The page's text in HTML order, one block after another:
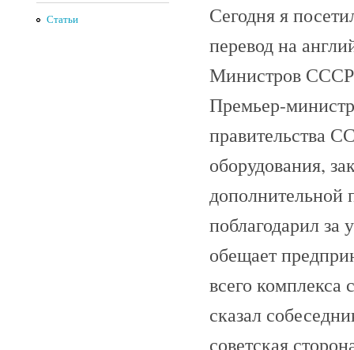
Статьи
Сегодня я
перевод на
Министров СССР
Премьер-министр
правительства
оборудования,
дополнительной
поблагодарил за
обещает
всего
сказал
советская